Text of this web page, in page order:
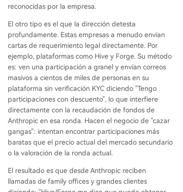
reconocidas por la empresa.
El otro tipo es el que la dirección detesta
profundamente. Estas empresas a menudo envían
cartas de requerimiento legal directamente. Por
ejemplo, plataformas como Hive y Forge. Su método
es: ven una participación a granel y envían correos
masivos a cientos de miles de personas en su
plataforma sin verificación KYC diciendo "Tengo
participaciones con descuento", lo que interfiere
directamente con la recaudación de fondos de
Anthropic en esa ronda. Hacen el negocio de "cazar
gangas": intentan encontrar participaciones más
baratas que el precio actual del mercado secundario
o la valoración de la ronda actual.
El resultado es que desde Anthropic reciben
llamadas de family offices y grandes clientes